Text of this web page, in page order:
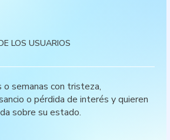
LOS USUARIOS
o semanas con tristeza,
o pérdida de interés y quieren
sobre su estado.